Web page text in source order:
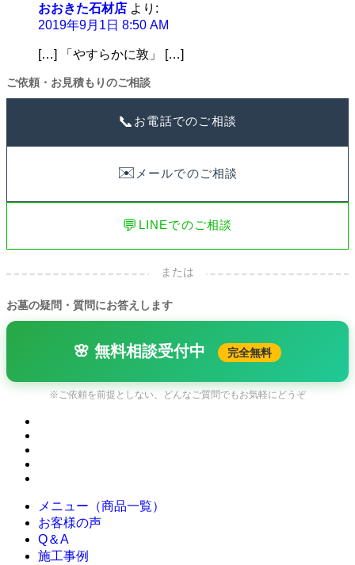
おおきた石材店 より:
2019年9月1日 8:50 AM
[…] 「やすらかに敦」 […]
ご依頼・お見積もりのご相談
📞 お電話でのご相談
✉️ メールでのご相談
💬 LINEでのご相談
または
お墓の疑問・質問にお答えします
🌸 無料相談受付中 完全無料
※ご依頼を前提としない、どんなご質問でもお気軽にどうぞ
メニュー（商品一覧）
お客様の声
Q＆A
施工事例